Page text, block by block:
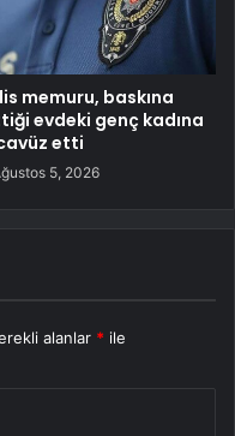
memuru, baskına
evdeki genç kadına
etti
5, 2026
alanlar * ile